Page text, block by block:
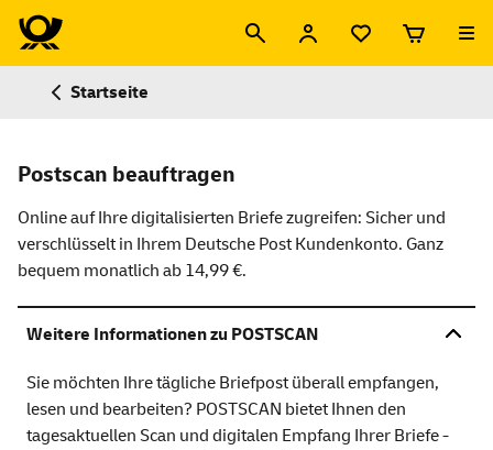
Startseite
Postscan beauftragen
Online auf Ihre digitalisierten Briefe zugreifen: Sicher und
verschlüsselt in Ihrem Deutsche Post Kundenkonto. Ganz
bequem monatlich ab 14,99 €.
Weitere Informationen zu POSTSCAN
Sie möchten Ihre tägliche Briefpost überall empfangen,
lesen und bearbeiten? POSTSCAN bietet Ihnen den
tagesaktuellen Scan und digitalen Empfang Ihrer Briefe -